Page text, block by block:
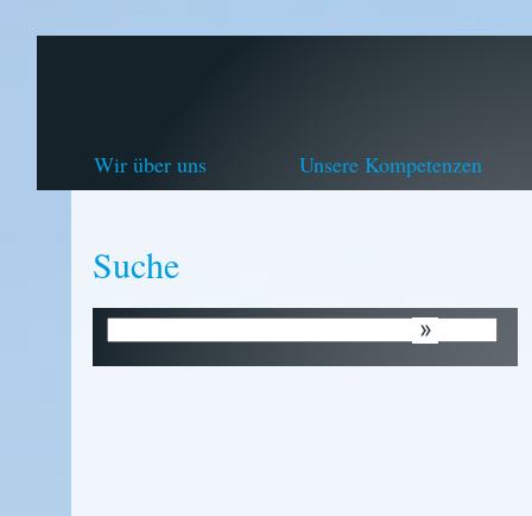
Wir über uns Unsere Kompetenzen
Suche